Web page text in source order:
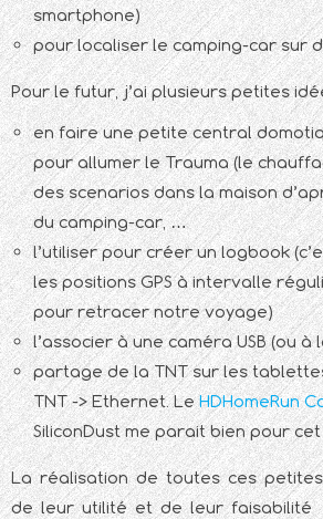
smartphone)
pour localiser le camping-car sur
Pour le futur, j’ai plusieurs petites
en faire une petite central
pour allumer le Trauma (le
des scenarios dans la maison
du camping-car, …
l’utiliser pour créer un logbook
les positions GPS à intervalle
pour retracer notre voyage)
l’associer à une caméra USB (ou
partage de la TNT sur les
TNT -> Ethernet. LeHDHomeRun
SiliconDust me parait bien pour
La réalisation de toutes ces
de leur utilité et de leur faisabilité